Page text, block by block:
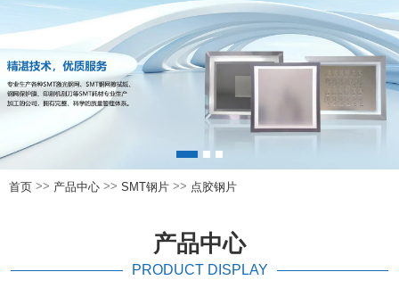
首页 >> 产品中心 >> SMT钢片 >> 点胶钢片
产品中心
PRODUCT DISPLAY